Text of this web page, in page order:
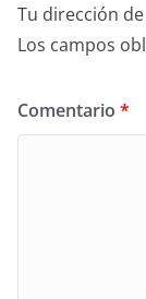
Tu dirección
Los campos
Comentario *